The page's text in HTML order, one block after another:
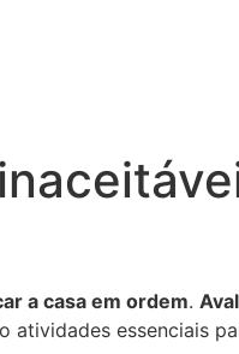
a casa em ordem.
atividades essenciais